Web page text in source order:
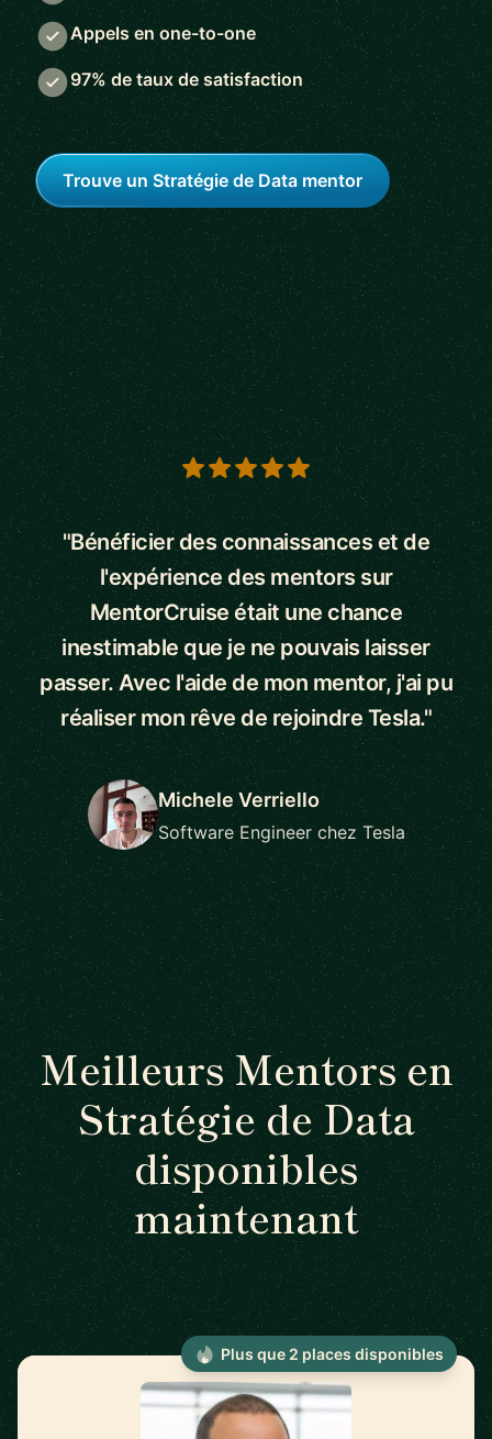
Appels en one-to-one
97% de taux de satisfaction
Trouve un Stratégie de Data mentor
5 out of 5 stars
"Bénéficier des connaissances et de
l'expérience des mentors sur
MentorCruise était une chance
inestimable que je ne pouvais laisser
passer. Avec l'aide de mon mentor, j'ai pu
réaliser mon rêve de rejoindre Tesla."
Michele Verriello
Software Engineer chez Tesla
Meilleurs Mentors en
Stratégie de Data
disponibles
maintenant
Plus que 2 places disponibles